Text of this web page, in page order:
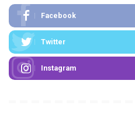
Facebook
Twitter
Instagram